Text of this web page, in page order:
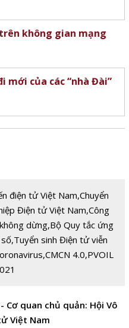
không gian mạng
mới của các “nhà Đài”
điện tử Việt Nam,Chuyển
Điện tử Việt Nam,Công
dừng,Bộ Quy tắc ứng
,Tuyển sinh Điện tử viễn
,CMCN 4.0,PVOIL
quan chủ quản: Hội Vô
Việt Nam